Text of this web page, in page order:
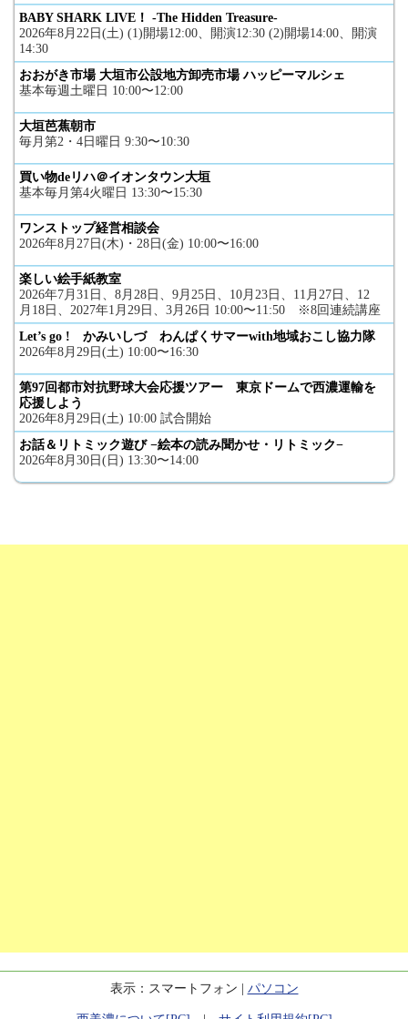
BABY SHARK LIVE！ -The Hidden Treasure-
2026年8月22日(土) (1)開場12:00、開演12:30 (2)開場14:00、開演
14:30
おおがき市場 大垣市公設地方卸売市場 ハッピーマルシェ
基本毎週土曜日 10:00〜12:00
大垣芭蕉朝市
毎月第2・4日曜日 9:30〜10:30
買い物deリハ＠イオンタウン大垣
基本毎月第4火曜日 13:30〜15:30
ワンストップ経営相談会
2026年8月27日(木)・28日(金) 10:00〜16:00
楽しい絵手紙教室
2026年7月31日、8月28日、9月25日、10月23日、11月27日、12
月18日、2027年1月29日、3月26日 10:00〜11:50 ※8回連続講座
Let’s go ! かみいしづ わんぱくサマーwith地域おこし協力隊
2026年8月29日(土) 10:00〜16:30
第97回都市対抗野球大会応援ツアー 東京ドームで西濃運輸を
応援しよう
2026年8月29日(土) 10:00 試合開始
お話＆リトミック遊び −絵本の読み聞かせ・リトミック−
2026年8月30日(日) 13:30〜14:00
表示：スマートフォン | パソコン